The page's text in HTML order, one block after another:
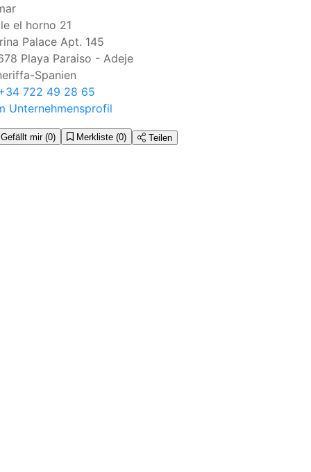
el horno 21
Palace Apt. 145
Playa Paraiso - Adeje
Spanien
722 49 28 65
Unternehmensprofil
Gefällt mir (0) Merkliste (0) Teilen